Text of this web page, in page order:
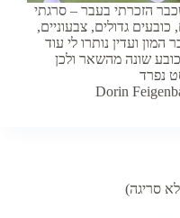
הזכרתי בעבר – סרגתי
גדולים, צבעוניים,
ועדין נותרו לי עוד
שונה מהשאר ולכן
Dorin
סריגה)